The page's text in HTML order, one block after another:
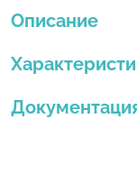
Описание